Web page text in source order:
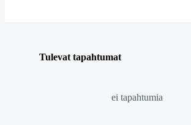
Tulevat tapahtumat
ei tapahtumia